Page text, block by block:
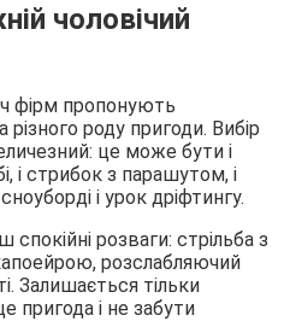
чоловічий
фірм пропонують
різного роду пригоди. Вибір
це може бути і
і стрибок з парашутом, і
і урок дріфтингу.
спокійні розваги: стрільба з
розслабляючий
Залишається тільки
пригода і не забути